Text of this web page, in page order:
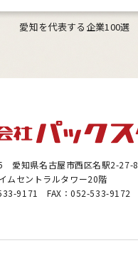
愛知を代表する企業100選
愛知県名古屋市西区名駅2-27-8
ムセントラルタワー20階
9171 FAX：052-533-9172